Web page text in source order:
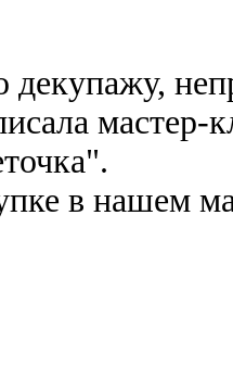
мастер-
в нашем